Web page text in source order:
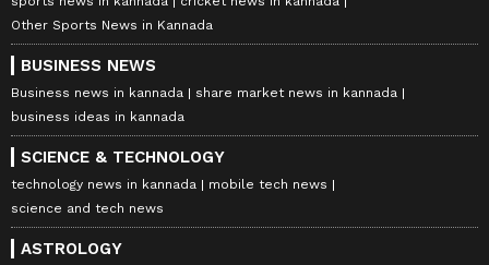
Other Sports News in Kannada
BUSINESS NEWS
Business news in kannada
share market news in kannada
business ideas in kannada
SCIENCE & TECHNOLOGY
technology news in kannada
mobile tech news
science and tech news
ASTROLOGY